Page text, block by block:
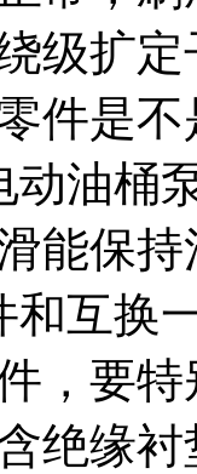
级扩
件是
动油桶
能保
和互换
，要
绝缘